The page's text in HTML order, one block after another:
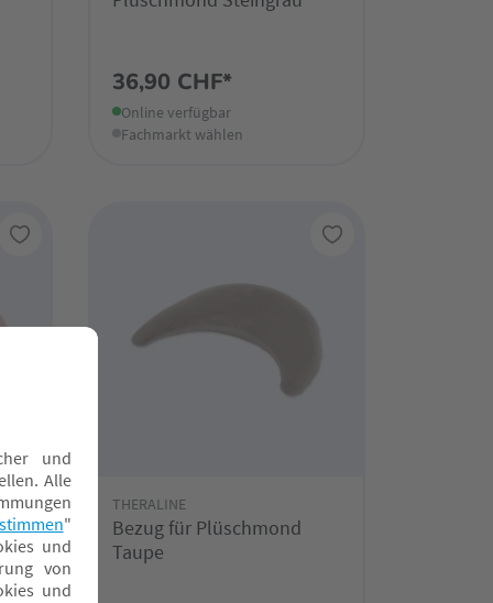
36,90 CHF*
Online verfügbar
Fachmarkt wählen
THERALINE
Bezug für Plüschmond
Taupe